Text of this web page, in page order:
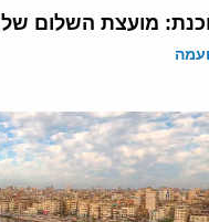
מועצת השלום